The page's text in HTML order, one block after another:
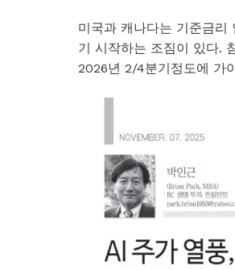
미국과 캐나다는 기준금리
기 시작하는 조짐이 있다.
2026년 2/4분기정도에 가